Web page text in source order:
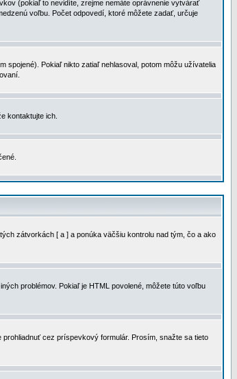
(pokiaľ to nevidíte, zrejme nemáte oprávnenie vytvárať
voľbu. Počet odpovedí, ktoré môžete zadať, určuje
spojené). Pokiaľ nikto zatiaľ nehlasoval, potom môžu užívatelia
kontaktujte ich.
zátvorkách [ a ] a ponúka väčšiu kontrolu nad tým, čo a ako
problémov. Pokiaľ je HTML povolené, môžete túto voľbu
cez príspevkový formulár. Prosím, snažte sa tieto